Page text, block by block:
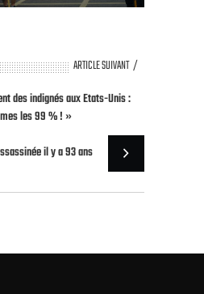
ARTICLE SUIVANT
des indignés aux Etats-Unis :
les 99 % ! »
il y a 93 ans